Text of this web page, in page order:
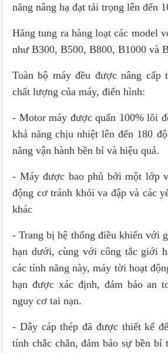
năng nâng hạ đạt tải trọng lên đến
Hãng tung ra hàng loạt các model
như B300, B500, B800, B1000 và
Toàn bộ máy đều được nâng cấp
chất lượng của máy, điển hình:
- Motor máy được quấn 100% lõi
khả năng chịu nhiệt lên đến 180
năng vận hành bền bỉ và hiệu quả.
- Máy được bao phủ bởi một lớp
động cơ tránh khỏi va đập và các
khác
- Trang bị hệ thống điều khiển với
hạn dưới, cùng với công tắc giới
các tính năng này, máy tời hoạt
hạn được xác định, đảm bảo an
nguy cơ tai nạn.
- Dây cáp thép đã được thiết kế
tính chắc chắn, đảm bảo sự bền bỉ